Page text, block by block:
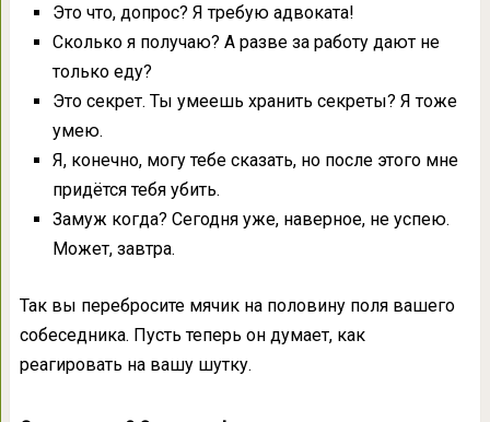
Это что, допрос? Я требую адвоката!
Сколько я получаю? А разве за работу дают не
только еду?
Это секрет. Ты умеешь хранить секреты? Я тоже
умею.
Я, конечно, могу тебе сказать, но после этого мне
придётся тебя убить.
Замуж когда? Сегодня уже, наверное, не успею.
Может, завтра.
Так вы перебросите мячик на половину поля вашего
собеседника. Пусть теперь он думает, как
реагировать на вашу шутку.